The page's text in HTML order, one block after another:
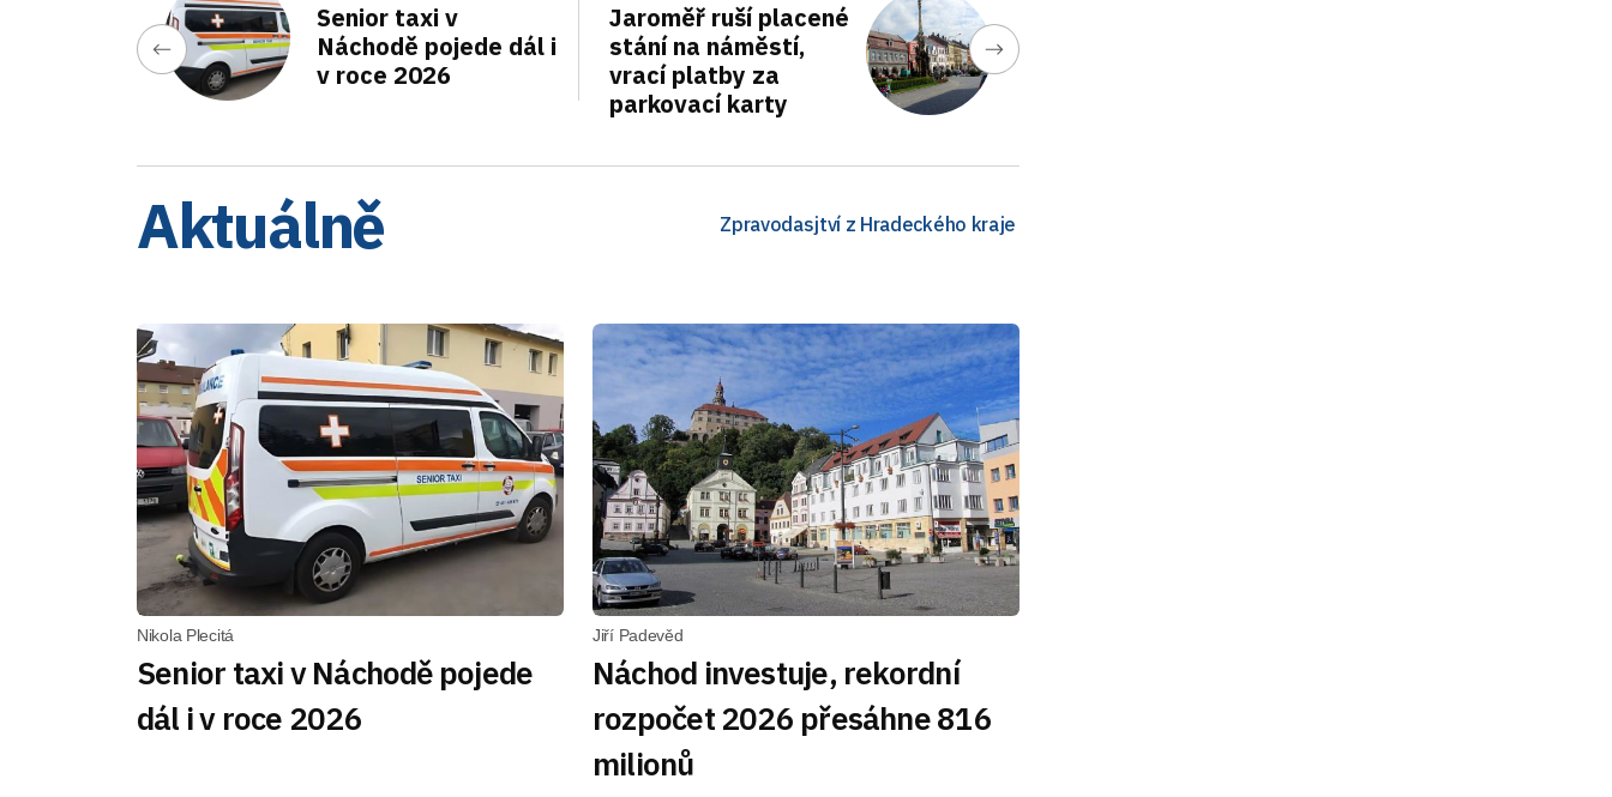
Senior taxi v
Náchodě pojede dál i
v roce 2026
Jaroměř ruší placené
stání na náměstí,
vrací platby za
parkovací karty
Aktuálně Zpravodasjtví z Hradeckého kraje
Nikola Plecitá
Senior taxi v Náchodě pojede
dál i v roce 2026
Jiří Padevěd
Náchod investuje, rekordní
rozpočet 2026 přesáhne 816
milionů